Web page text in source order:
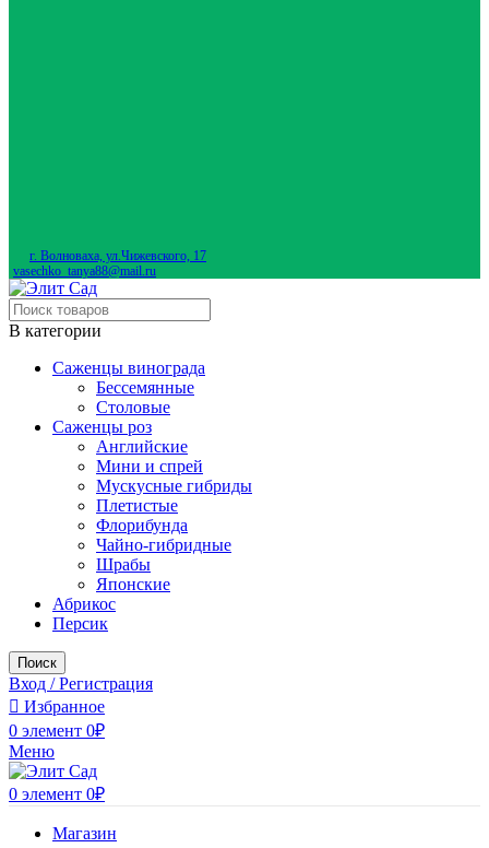
г. Волноваха, ул.Чижевского, 17
vasechko_tanya88@mail.ru
В категории
Саженцы винограда
Бессемянные
Столовые
Саженцы роз
Английские
Мини и спрей
Мускусные гибриды
Плетистые
Флорибунда
Чайно-гибридные
Шрабы
Японские
Абрикос
Персик
Поиск
Вход / Регистрация
Избранное
0 элемент 0₽
Меню
0 элемент 0₽
Магазин